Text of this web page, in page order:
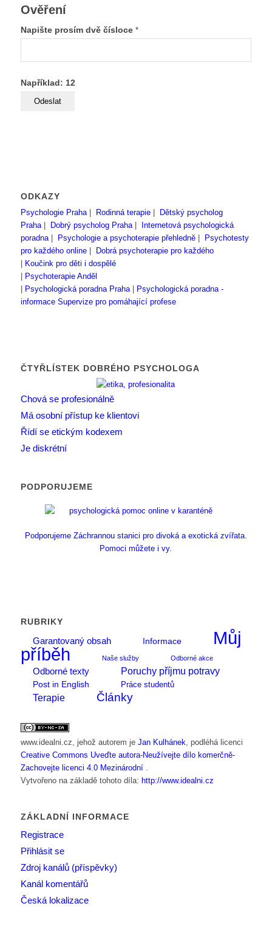
Ověření
Napište prosím dvě čísloce *
Například: 12
ODKAZY
Psychologie Praha| Rodinná terapie|
Dětský psycholog
Praha| Dobrý psycholog Praha|
Internetová psychologická
poradna| Psychologie a psychoterapie přehledně|
Psychotesty
pro každého online|
Dobrá psychoterapie pro každého
Koučink pro děti i dospělé
Psychoterapie Anděl
Psychologická poradna Praha|
Psychologická poradna -
informace Supervize pro pomáhající profese
ČTYŘLÍSTEK DOBRÉHO PSYCHOLOGA
Chová se profesionálně
Má osobní přístup ke klientovi
Řídí se etickým kodexem
Je diskrétní
PODPORUJEME
Podporujeme Záchrannou stanici pro divoká a exotická zvířata.
Pomoci můžete i vy.
RUBRIKY
Garantovaný obsah
Informace
Můj
příběh
Naše služby Odborné akce
Odborné texty Poruchy příjmu potravy
Post in English Práce studentů
Terapie Články
www.idealni.cz , jehož autorem je Jan Kulhánek , podléhá licenci
Creative Commons Uveďte autora-Neužívejte dílo komerčně-
Zachovejte licenci 4.0 Mezinárodní
Vytvořeno na základě tohoto díla: http://www.idealni.cz
ZÁKLADNÍ INFORMACE
Registrace
Přihlásit se
Zdroj kanálů (příspěvky)
Kanál komentářů
Česká lokalizace